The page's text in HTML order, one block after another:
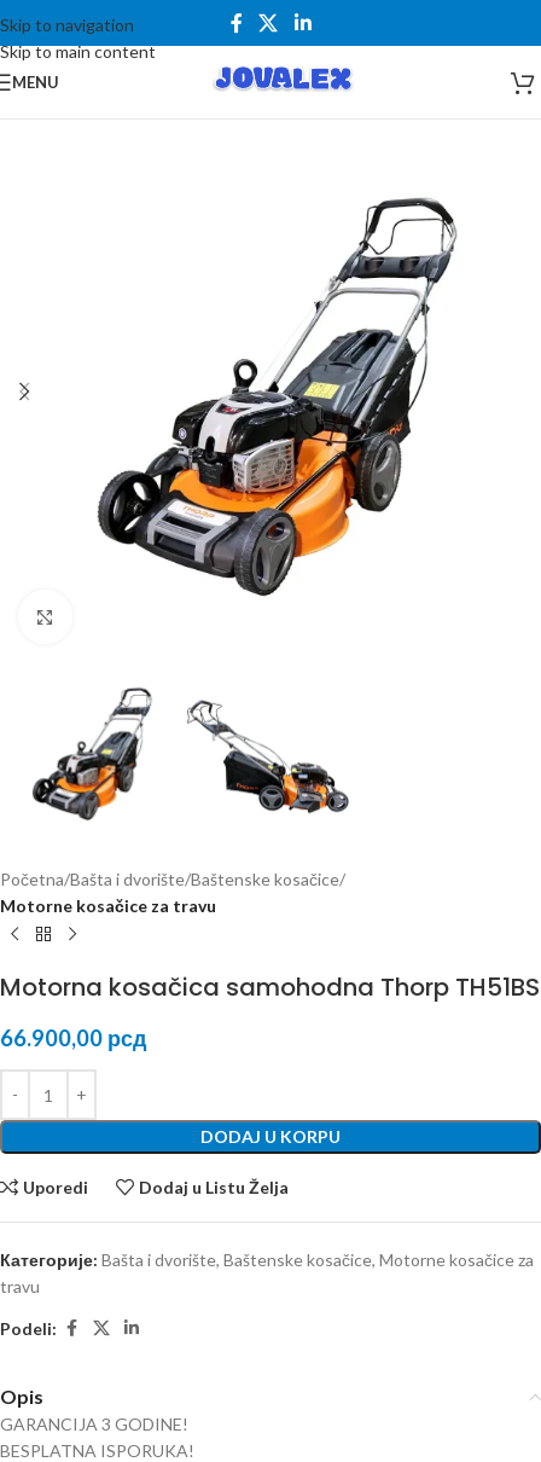
Skip to navigation
Skip to main content
MENU
Početna Bašta i dvorište Baštenske kosačice
Motorne kosačice za travu
Motorna kosačica samohodna Thorp TH51BS
66.900,00 рсд
DODAJ U KORPU
Uporedi Dodaj u Listu Želja
Категорије: Bašta i dvorište, Baštenske kosačice, Motorne kosačice za
travu
Podeli:
Opis
GARANCIJA 3 GODINE!
BESPLATNA ISPORUKA!